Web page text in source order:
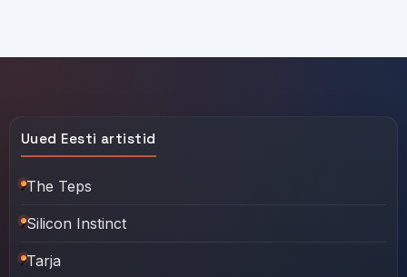
Uued Eesti artistid
The Teps
Silicon Instinct
Tarja